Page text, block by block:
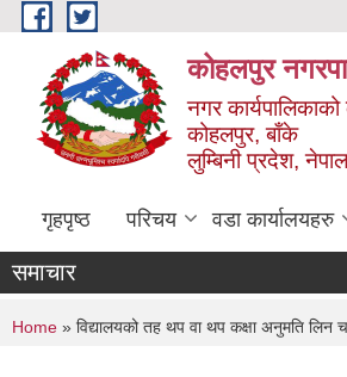
Skip to main content
कोहलपुर
नगर कार्यपालिकाको
कोहलपुर, बाँके
लुम्बिनी प्रदेश, नेपाल
गृहपृष्ठ परिचय वडा कार्यालयहरु
समाचार
You are here
Home » विद्यालयको तह थप वा थप कक्षा अनुमति लिन